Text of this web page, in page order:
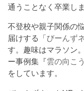
通うことなく卒業し
不登校や親子関係の
届けする「びーんず
す。趣味はマラソン
ー事例集『雲の向こ
をしています。